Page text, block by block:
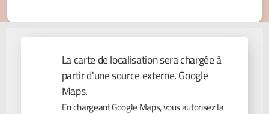
La carte de localisation sera chargée à
partir d'une source externe, Google
Maps.
En chargeant Google Maps, vous autorisez la